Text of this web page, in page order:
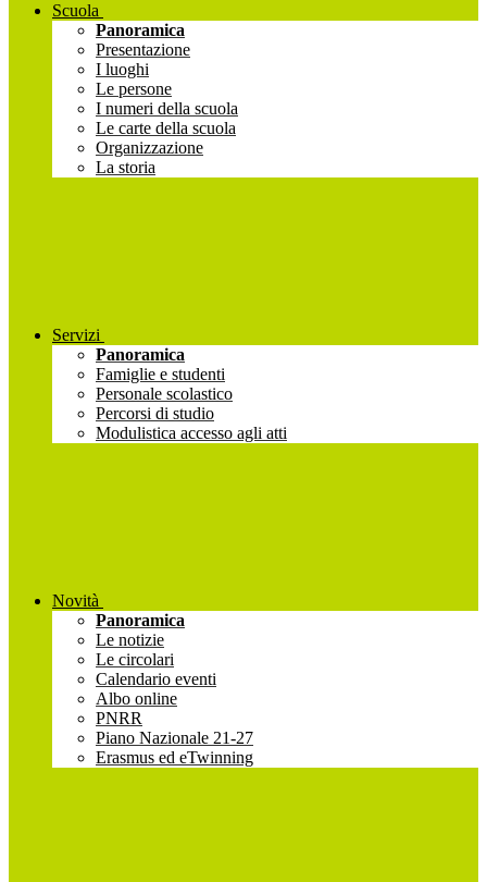
Scuola
Panoramica
Presentazione
I luoghi
Le persone
I numeri della scuola
Le carte della scuola
Organizzazione
La storia
Servizi
Panoramica
Famiglie e studenti
Personale scolastico
Percorsi di studio
Modulistica accesso agli atti
Novità
Panoramica
Le notizie
Le circolari
Calendario eventi
Albo online
PNRR
Piano Nazionale 21-27
Erasmus ed eTwinning